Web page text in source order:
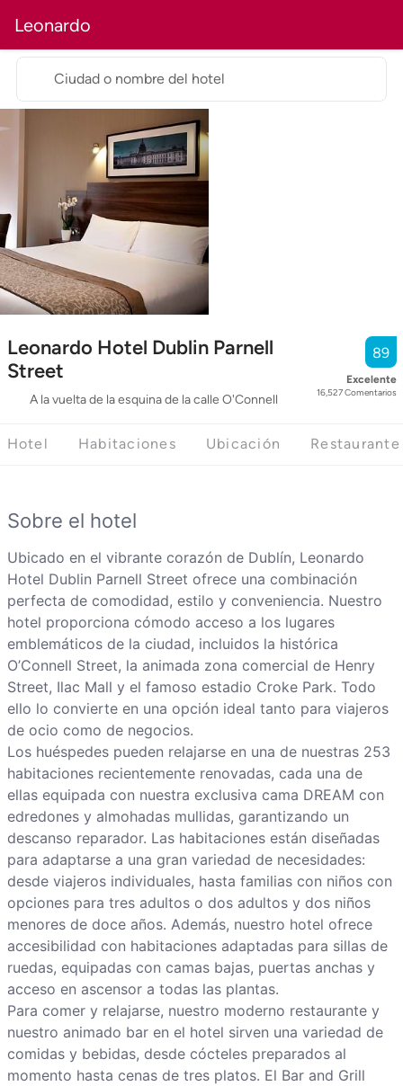
Leonardo
Leonardo Hotel Dublin Parnell
Street
A la vuelta de la esquina de la calle O'Connell
89
Excelente
16,527Comentarios
Ciudad o nombre del hotel
Hotel Habitaciones Ubicación Restaurante
Sobre el hotel
Ubicado en el vibrante corazón de Dublín, Leonardo
Hotel Dublin Parnell Street ofrece una combinación
perfecta de comodidad, estilo y conveniencia. Nuestro
hotel proporciona cómodo acceso a los lugares
emblemáticos de la ciudad, incluidos la histórica
O’Connell Street, la animada zona comercial de Henry
Street, Ilac Mall y el famoso estadio Croke Park. Todo
ello lo convierte en una opción ideal tanto para viajeros
de ocio como de negocios.
Los huéspedes pueden relajarse en una de nuestras 253
habitaciones recientemente renovadas, cada una de
ellas equipada con nuestra exclusiva cama DREAM con
edredones y almohadas mullidas, garantizando un
descanso reparador. Las habitaciones están diseñadas
para adaptarse a una gran variedad de necesidades:
desde viajeros individuales, hasta familias con niños con
opciones para tres adultos o dos adultos y dos niños
menores de doce años. Además, nuestro hotel ofrece
accesibilidad con habitaciones adaptadas para sillas de
ruedas, equipadas con camas bajas, puertas anchas y
acceso en ascensor a todas las plantas.
Para comer y relajarse, nuestro moderno restaurante y
nuestro animado bar en el hotel sirven una variedad de
comidas y bebidas, desde cócteles preparados al
momento hasta cenas de tres platos. El Bar and Grill